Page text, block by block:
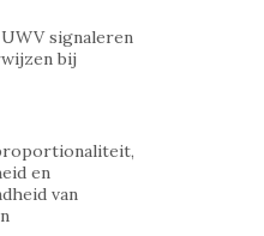
signaleren
bij
en
van